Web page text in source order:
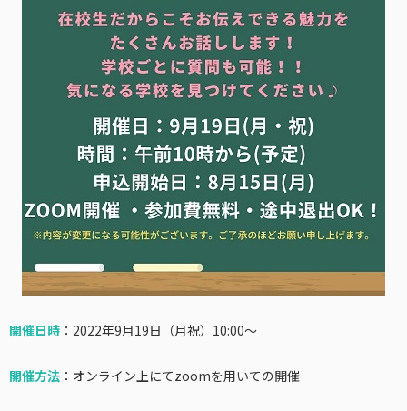
開催日時 ：2022年9月19日（月祝）10:00～
開催方法 ：オンライン上にてzoomを用いての開催